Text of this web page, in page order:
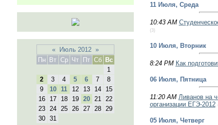
« Июль 2012 »
Пн
Вт Ср Чт Пт Сб
Вс
1
2
3 4 5 6 7
8
9
10 11 12 13 14
15
16
17 18 19 20 21
22
23
24 25 26 27 28
29
30
31
11 Июля, Среда
10:43 AM
(3)
10 Июля, Вторник
8:24 PM Как
06 Июля, Пятница
11:20 AM Ливанов на
организации ЕГЭ-2012
05 Июля, Четверг